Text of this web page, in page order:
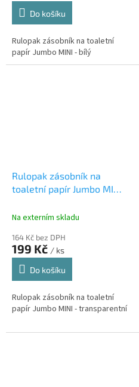
Do košíku
Rulopak zásobník na toaletní
papír Jumbo MINI - bílý
Rulopak zásobník na
toaletní papír Jumbo MINI
Na externím skladu
164 Kč bez DPH
199 Kč / ks
Do košíku
Rulopak zásobník na toaletní
papír Jumbo MINI - transparentní